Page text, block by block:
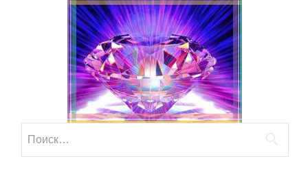
записям